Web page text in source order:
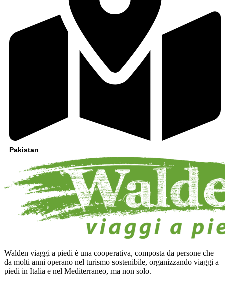
Pakistan
Walden viaggi a piedi è una cooperativa, composta da persone che
da molti anni operano nel turismo sostenibile, organizzando viaggi a
piedi in Italia e nel Mediterraneo, ma non solo.